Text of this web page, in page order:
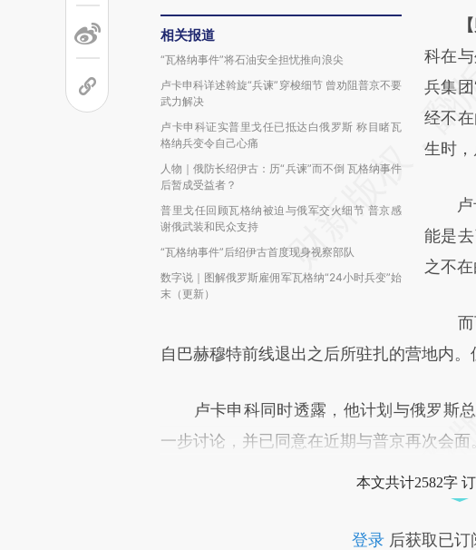
相关报道
“瓦格纳事件”将石油安全担忧推向浪尖
卢卡申科详述斡旋“兵谏”穿梭细节 曾劝阻普京不要
武力解决
卢卡申科证实普里戈任已抵达白俄罗斯 称目睹瓦
格纳兵变令自己心痛
人物｜俄防长绍伊古：历“兵谏”而不倒 瓦格纳事件
后暂成受益者？
普里戈任回顾瓦格纳被迫与俄军交火细节 普京感
谢俄武装和民众支持
“瓦格纳事件”后绍伊古首度现身视察部队
数字说｜图解俄罗斯雇佣军瓦格纳“24小时兵变”始
末（更新）
请务
AI
成，
对和
科在
兵集
经不
生时，
卢卡
能是
之不
而瓦
自巴赫穆特前线退出之后所驻扎的营地内。
卢卡申科同时透露，他计划与俄罗斯总
一步讨论，并已同意在近期与普京再次会面
本文共计2582字
登录后获取已订